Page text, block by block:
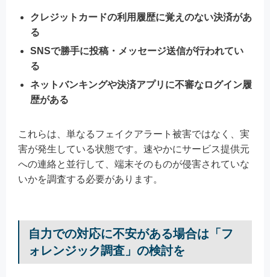
クレジットカードの利用履歴に覚えのない決済があ
る
SNSで勝手に投稿・メッセージ送信が行われてい
る
ネットバンキングや決済アプリに不審なログイン履
歴がある
これらは、単なるフェイクアラート被害ではなく、実
害が発生している状態です。速やかにサービス提供元
への連絡と並行して、端末そのものが侵害されていな
いかを調査する必要があります。
自力での対応に不安がある場合は「フ
ォレンジック調査」の検討を